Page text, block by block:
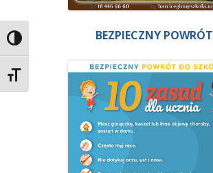
Przełącz wysoki kontrast
Zmień rozmiar czcionek
BEZPIECZNY POWRÓT